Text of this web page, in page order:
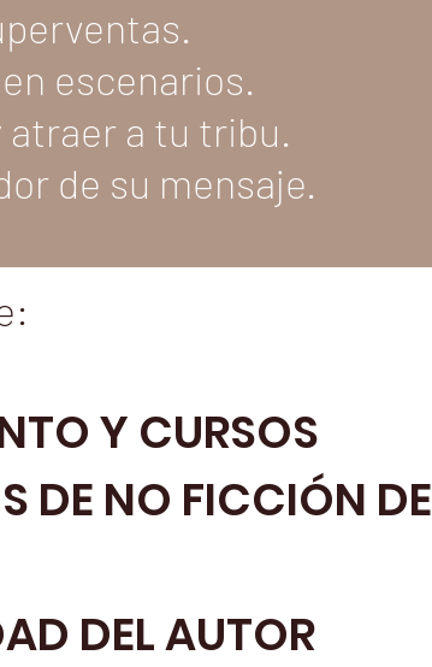
escenarios.
atraer a tu tribu.
de su mensaje.
Y CURSOS
DE NO FICCIÓN DE
DEL AUTOR